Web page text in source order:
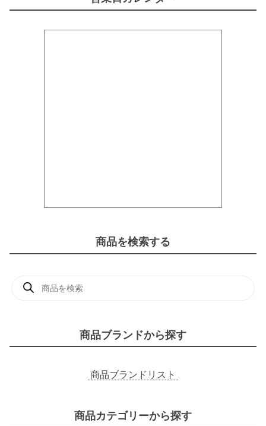
商品を検索する
商品ブランドから探す
商品ブランドリスト
商品カテゴリーから探す